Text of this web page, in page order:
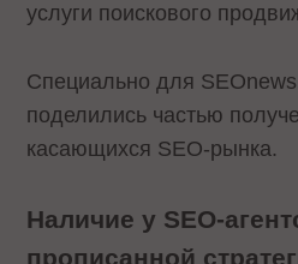
услуги поискового
Специально для
поделились частью
касающихся SEO-рынка.
Наличие у SEO-
прописанной